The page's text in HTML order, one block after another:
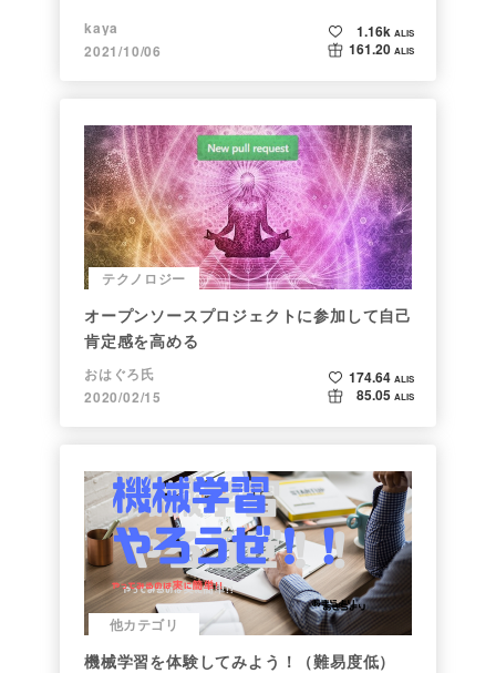
kaya
2021/10/06
1.16k ALIS
161.20 ALIS
テクノロジー
オープンソースプロジェクトに参加して自己
肯定感を高める
おはぐろ氏
2020/02/15
174.64 ALIS
85.05 ALIS
他カテゴリ
機械学習を体験してみよう！（難易度低）